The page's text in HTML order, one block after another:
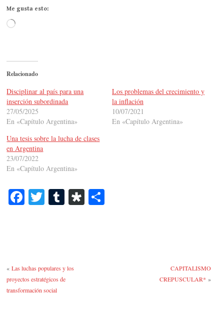
Me gusta esto:
Cargando...
Relacionado
Disciplinar al país para una
inserción subordinada
27/05/2025
En «Capítulo Argentina»
Los problemas del crecimiento y
la inflación
10/07/2021
En «Capítulo Argentina»
Una tesis sobre la lucha de clases
en Argentina
23/07/2022
En «Capítulo Argentina»
Fa T T
r
Di
«Las luchas populares y los
proyectos estratégicos de
transformación social
CAPITALISMO
CREPUSCULAR* »